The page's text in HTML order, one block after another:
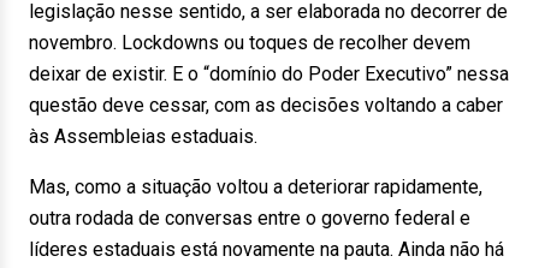
legislação nesse sentido, a ser elaborada no decorrer de
novembro. Lockdowns ou toques de recolher devem
deixar de existir. E o “domínio do Poder Executivo” nessa
questão deve cessar, com as decisões voltando a caber
às Assembleias estaduais.
Mas, como a situação voltou a deteriorar rapidamente,
outra rodada de conversas entre o governo federal e
líderes estaduais está novamente na pauta. Ainda não há